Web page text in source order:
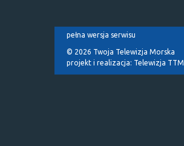
pełna wersja serwisu
© 2026 Twoja Telewizja Morska
projekt i realizacja: Telewizja TTM